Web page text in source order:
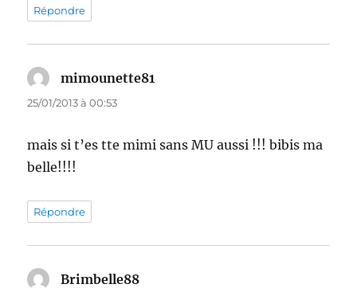
Répondre
mimounette81
25/01/2013 à 00:53
mais si t’es tte mimi sans MU aussi !!! bibis ma
belle!!!!
Répondre
Brimbelle88